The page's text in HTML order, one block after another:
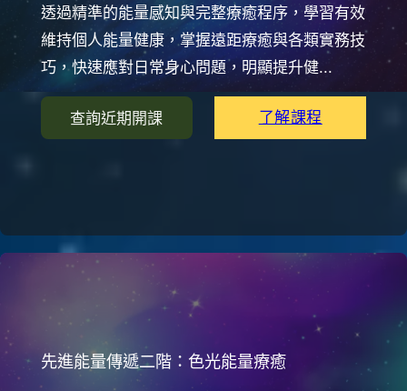
透過精準的能量感知與完整療癒程序，學習有效
維持個人能量健康，掌握遠距療癒與各類實務技
巧，快速應對日常身心問題，明顯提升健...
查詢近期開課 了解課程
先進能量傳遞二階：色光能量療癒